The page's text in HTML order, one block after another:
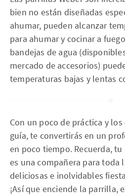
bien no están diseñadas
ahumar, pueden alcanzar
para ahumar y cocinar a
bandejas de agua
mercado de accesorios)
temperaturas bajas y lentas
Con un poco de práctica y
guía, te convertirás en un
en poco tiempo. Recuerda,
es una compañera para toda
deliciosas e inolvidables
¡Así que enciende la parrilla,